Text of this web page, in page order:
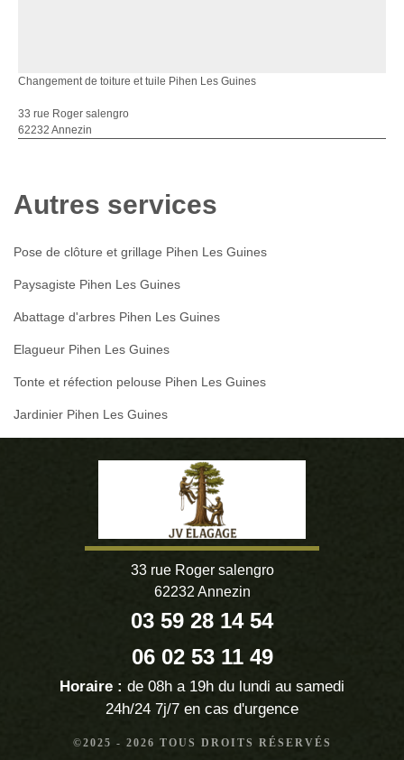
Changement de toiture et tuile Pihen Les Guines
33 rue Roger salengro
62232 Annezin
Autres services
Pose de clôture et grillage Pihen Les Guines
Paysagiste Pihen Les Guines
Abattage d'arbres Pihen Les Guines
Elagueur Pihen Les Guines
Tonte et réfection pelouse Pihen Les Guines
Jardinier Pihen Les Guines
33 rue Roger salengro
62232 Annezin
03 59 28 14 54
06 02 53 11 49
Horaire : de 08h a 19h du lundi au samedi
24h/24 7j/7 en cas d'urgence
©2025 - 2026 TOUS DROITS RÉSERVÉS